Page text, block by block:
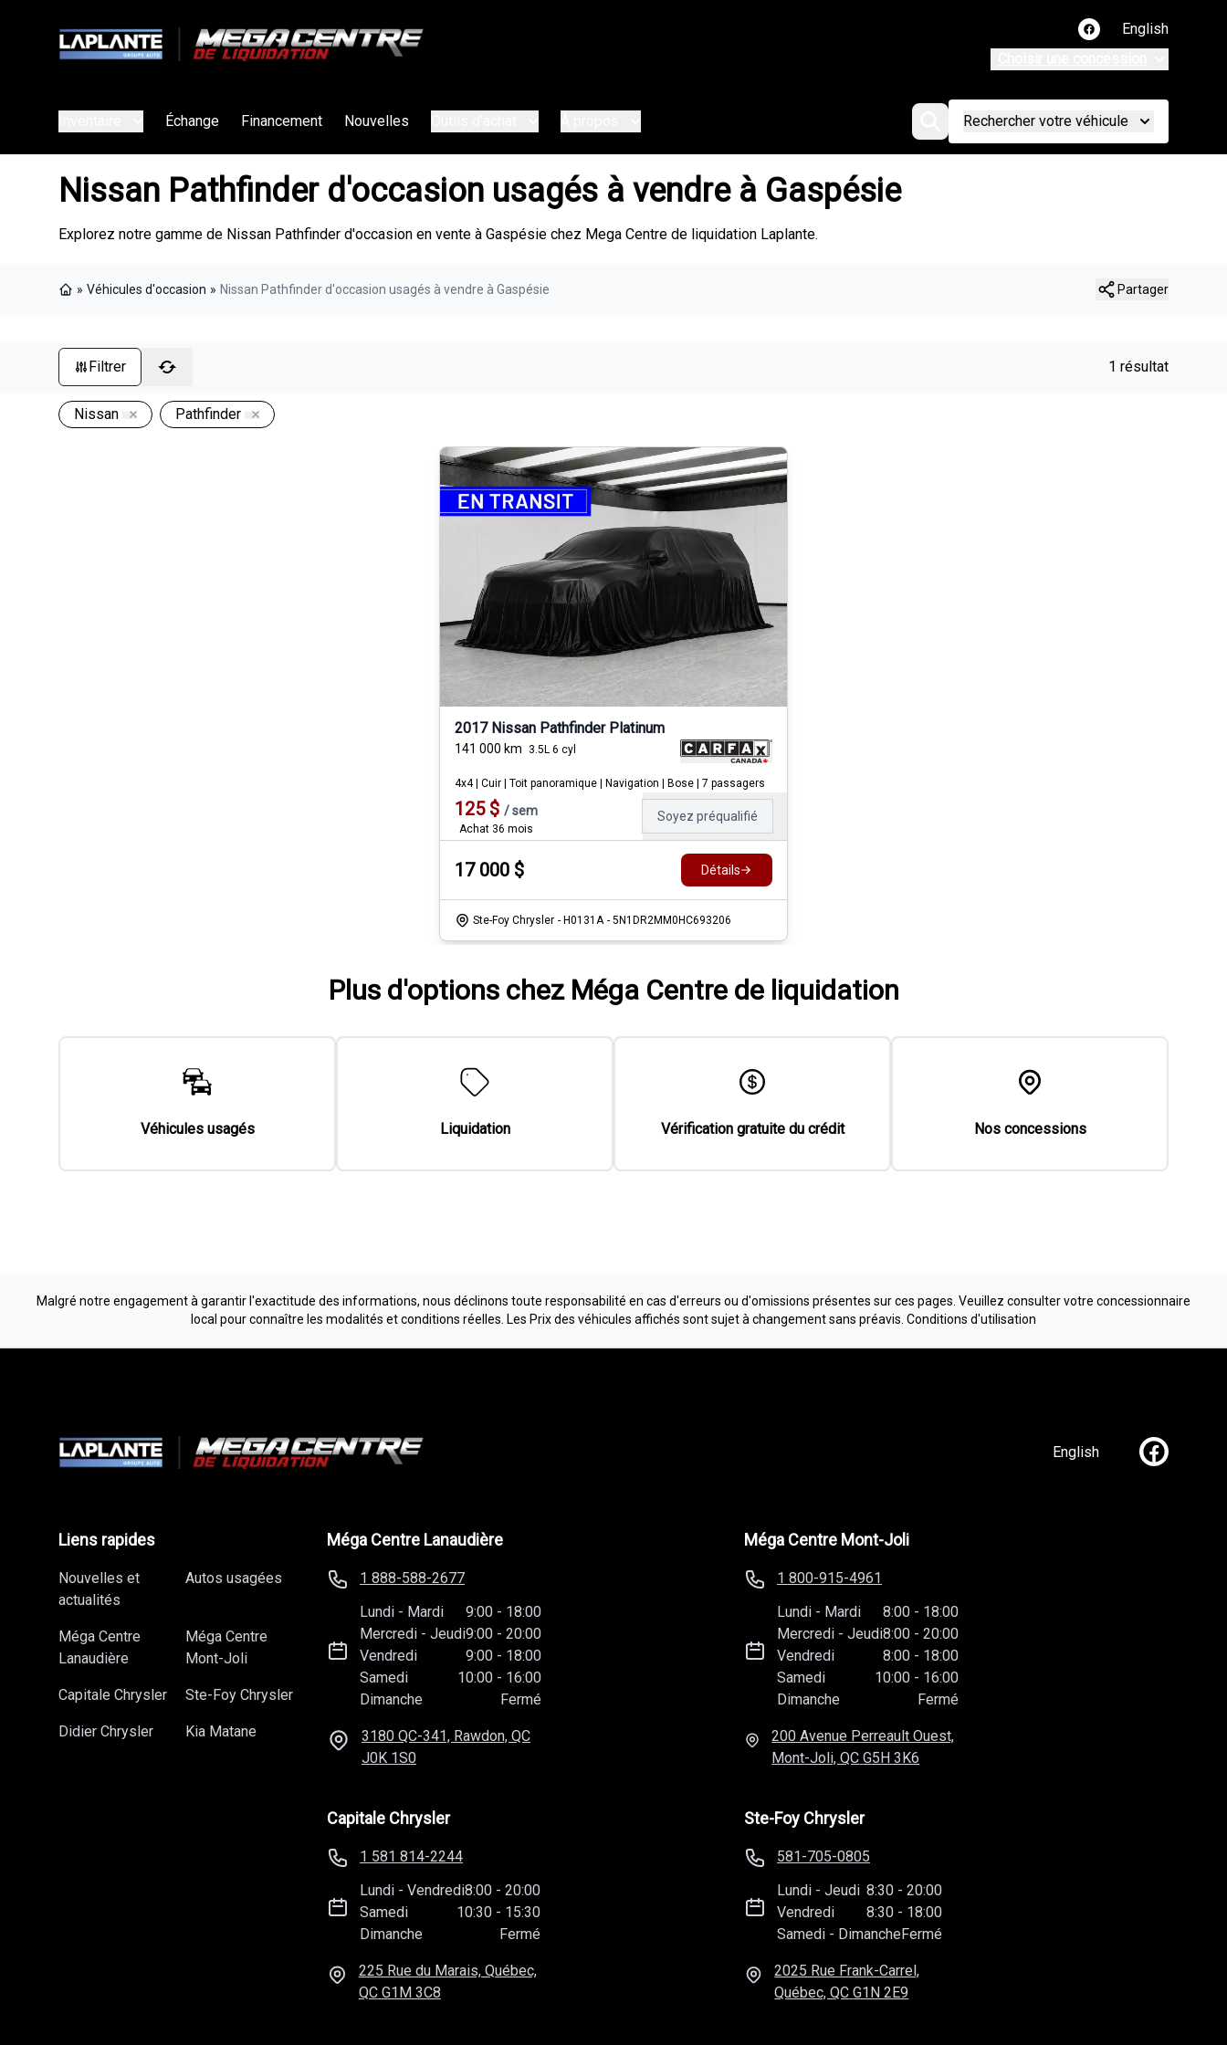
Lien vers notre page
English
Échange Financement Nouvelles Rechercher votre véhicule
Nissan Pathfinder d'occasion usagés à vendre à Gaspésie
Explorez notre gamme de Nissan Pathfinder d'occasion en vente à Gaspésie chez Mega Centre de liquidation Laplante.
» Véhicules d'occasion » Nissan Pathfinder d'occasion usagés à vendre à Gaspésie Partager
Filtrer 1 résultat
Nissan Pathfinder
2017 Nissan Pathfinder Platinum
141 000 km 3.5L 6 cyl
4x4 | Cuir | Toit panoramique | Navigation | Bose | 7 passagers
125$ / sem
Achat 36 mois
Soyez préqualifié
17 000 $ Détails
Ste-Foy Chrysler - H0131A - 5N1DR2MM0HC693206
Plus d'options chez Méga Centre de liquidation
Véhicules usagés Liquidation Vérification gratuite du crédit Nos concessions
Malgré notre engagement à garantir l'exactitude des informations, nous déclinons toute responsabilité en cas d'erreurs ou d'omissions présentes sur ces pages. Veuillez consulter votre concessionnaire
local pour connaître les modalités et conditions réelles. Les Prix des véhicules affichés sont sujet à changement sans préavis. Conditions d'utilisation
English Lien vers
Liens rapides
Nouvelles et
actualités
Autos usagées
Méga Centre
Lanaudière
Méga Centre
Mont-Joli
Capitale Chrysler Ste-Foy Chrysler
Didier Chrysler Kia Matane
Méga Centre Lanaudière
1 888-588-2677
Lundi - Mardi 9:00 - 18:00
Mercredi -Jeudi9:00 - 20:00
Vendredi
9:00 - 18:00
Samedi
10:00 - 16:00
Dimanche
Fermé
3180 QC-341, Rawdon, QC
J0K 1S0
Méga Centre Mont-Joli
1 800-915-4961
Lundi - Mardi 8:00 - 18:00
Mercredi - Jeudi8:00 - 20:00
Vendredi
8:00 - 18:00
Samedi
10:00 - 16:00
Dimanche
Fermé
200 Avenue Perreault Ouest,
Mont-Joli, QC G5H 3K6
Capitale Chrysler
1 581 814-2244
Lundi -Vendredi8:00 - 20:00
Samedi
10:30 - 15:30
Dimanche
Fermé
225 Rue du Marais, Québec,
QC G1M 3C8
Ste-Foy Chrysler
581-705-0805
Lundi - Jeudi 8:30 - 20:00
Vendredi
8:30 - 18:00
Samedi - DimancheFermé
2025 Rue Frank-Carrel,
Québec, QC G1N 2E9